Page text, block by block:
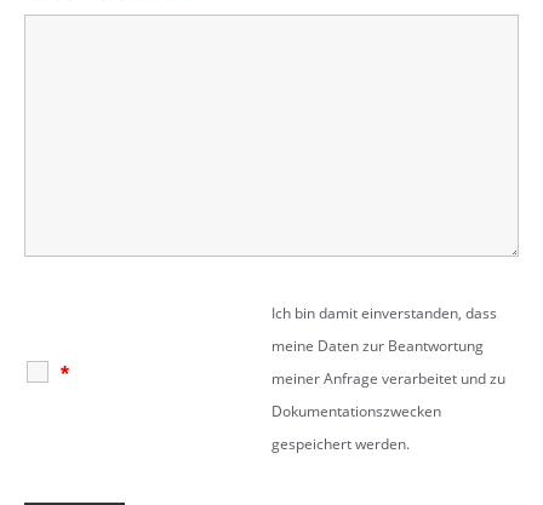
*
Ich bin damit einverstanden, dass
meine Daten zur Beantwortung
meiner Anfrage verarbeitet und zu
Dokumentationszwecken
gespeichert werden.